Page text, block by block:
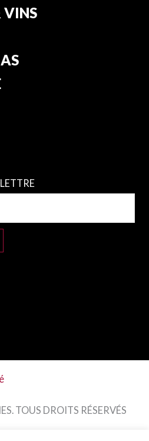
VINS
TOUS DROITS RÉSERVÉS